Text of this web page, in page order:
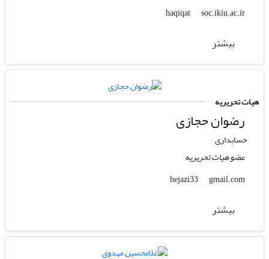
haqiqat
soc.ikiu.ac.ir
بیشتر
هیات تحریریه
رضوان حجازی
حسابداری
عضو هیات تحریریه
hejazi33
gmail.com
بیشتر